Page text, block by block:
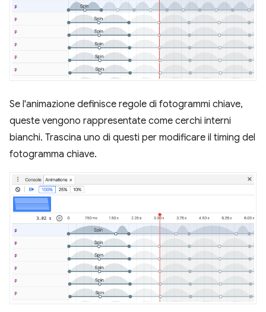
Se l'animazione definisce regole di fotogrammi chiave,
queste vengono rappresentate come cerchi interni
bianchi. Trascina uno di questi per modificare il timing del
fotogramma chiave.